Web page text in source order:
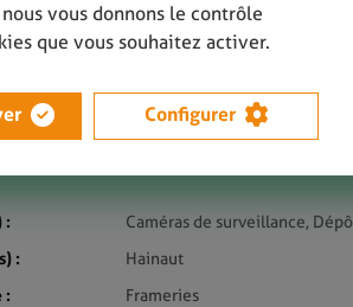
de surveillance
par la Police, des caméras de
:
Caméras de surveillance,
:
Hainaut
:
Frameries
nous vous donnons le contrôle
que vous souhaitez activer.
Configurer